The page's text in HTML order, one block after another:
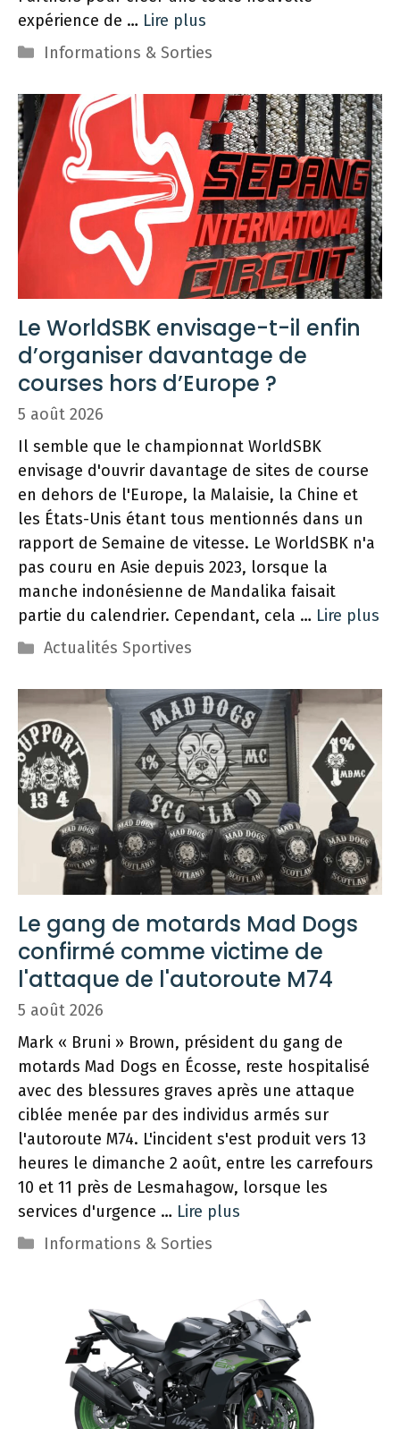
expérience de … Lire plus
Catégories
Informations & Sorties
Le WorldSBK envisage-t-il enfin
d’organiser davantage de
courses hors d’Europe ?
5 août 2026
Il semble que le championnat WorldSBK
envisage d'ouvrir davantage de sites de course
en dehors de l'Europe, la Malaisie, la Chine et
les États-Unis étant tous mentionnés dans un
rapport de Semaine de vitesse. Le WorldSBK n'a
pas couru en Asie depuis 2023, lorsque la
manche indonésienne de Mandalika faisait
partie du calendrier. Cependant, cela … Lire plus
Catégories
Actualités Sportives
Le gang de motards Mad Dogs
confirmé comme victime de
l'attaque de l'autoroute M74
5 août 2026
Mark « Bruni » Brown, président du gang de
motards Mad Dogs en Écosse, reste hospitalisé
avec des blessures graves après une attaque
ciblée menée par des individus armés sur
l'autoroute M74. L'incident s'est produit vers 13
heures le dimanche 2 août, entre les carrefours
10 et 11 près de Lesmahagow, lorsque les
services d'urgence … Lire plus
Catégories
Informations & Sorties